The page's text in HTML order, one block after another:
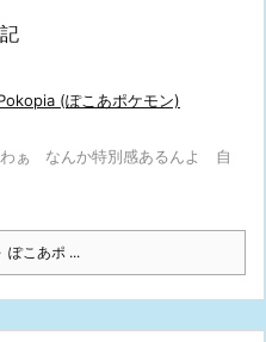
(ぽこあポケモン)
ぁ なんか特別感あるんよ 自
ぽこあポ ...